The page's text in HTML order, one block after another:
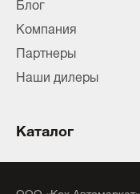
Компания
Партнеры
Наши дилеры
Каталог